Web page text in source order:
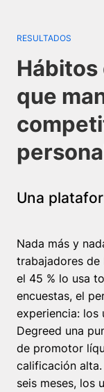
RESULTADOS
Hábitos
que
Una
Nada más y
trabajadores
el 45 % lo usa
encuestas, el
experiencia: los
Degreed una
de promotor
calificación
seis meses, los